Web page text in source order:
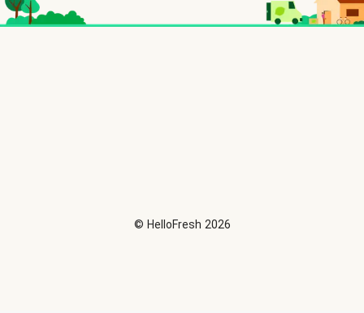
© HelloFresh 2026